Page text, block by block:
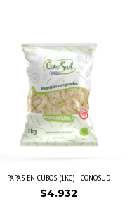
PAPAS EN CUBOS (1KG) - CONOSUD
$4.932